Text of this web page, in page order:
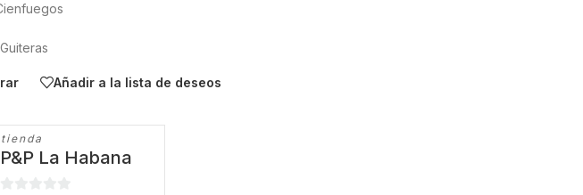
Añadir a la lista de deseos
tienda
P&P La Habana